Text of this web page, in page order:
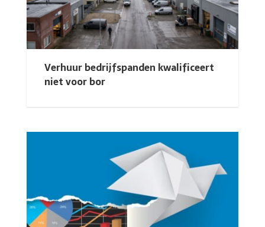
Verhuur bedrijfspanden kwalificeert
niet voor bor